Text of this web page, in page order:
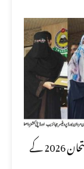
تعلیمی بورڈ مردان نے ایس ایس سی سالانہ اول امتحان 2026 کے